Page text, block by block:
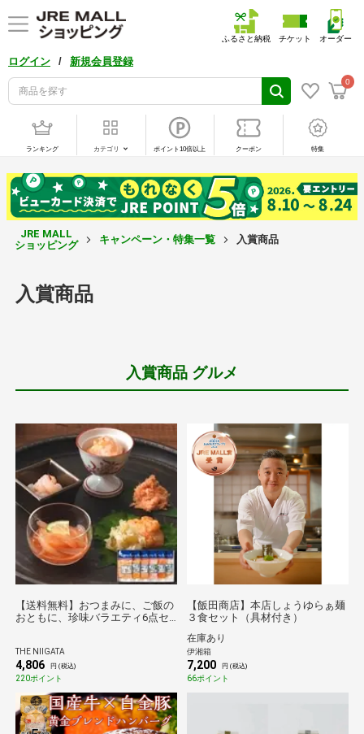
ログイン / 新規会員登録
0
ふるさと納税 チケット オーダー
ランキング カテゴリ ポイント10倍以上 クーポン 特集
JRE MALL
ショッピング
キャンペーン・特集一覧 入賞商品
入賞商品
入賞商品 グルメ
【送料無料】おつまみに、ご飯の
おともに、珍味バラエティ6点セ
THE NIIGATA
4,806 円 (税込)
220ポイント
【飯田商店】本店しょうゆらぁ麺
３食セット（具材付き）
在庫あり
伊湘箱
7,200 円 (税込)
66ポイント